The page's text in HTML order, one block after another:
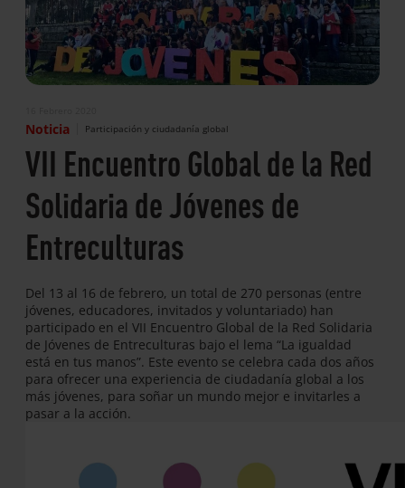
Noticia Participación y ciudadanía global
VII Encuentro Global de la Red
Solidaria de Jóvenes de
Entreculturas
Del 13 al 16 de febrero, un total de 270 personas (entre
jóvenes, educadores, invitados y voluntariado) han
participado en el VII Encuentro Global de la Red Solidaria
de Jóvenes de Entreculturas bajo el lema “La igualdad
está en tus manos”. Este evento se celebra cada dos años
para ofrecer una experiencia de ciudadanía global a los
más jóvenes, para soñar un mundo mejor e invitarles a
pasar a la acción.